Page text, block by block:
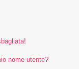
nome utente?